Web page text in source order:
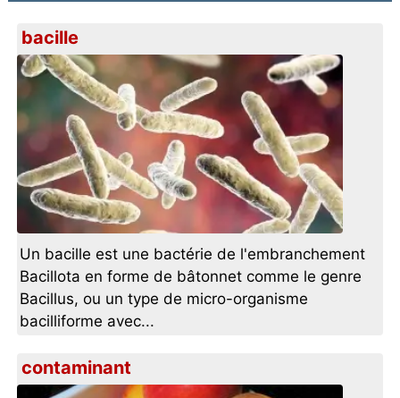
bacille
Un bacille est une bactérie de l'embranchement
Bacillota en forme de bâtonnet comme le genre
Bacillus, ou un type de micro-organisme
bacilliforme avec...
contaminant